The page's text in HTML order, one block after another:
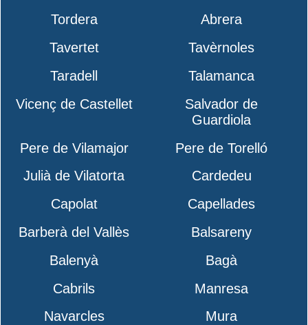
Tordera
Abrera
Tavertet
Tavèrnoles
Taradell
Talamanca
Vicenç de Castellet
Salvador de
Guardiola
Pere de Vilamajor
Pere de Torelló
Julià de Vilatorta
Cardedeu
Capolat
Capellades
Barberà del Vallès
Balsareny
Balenyà
Bagà
Cabrils
Manresa
Navarcles
Mura